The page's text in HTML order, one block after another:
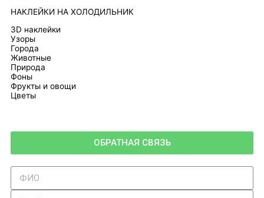
НАКЛЕЙКИ НА ХОЛОДИЛЬНИК
3D наклейки
Узоры
Города
Животные
Природа
Фоны
Фрукты и овощи
Цветы
ОБРАТНАЯ СВЯЗЬ